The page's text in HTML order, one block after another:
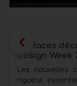
Surfaces
Design Week
Les nouvelles
rigueur